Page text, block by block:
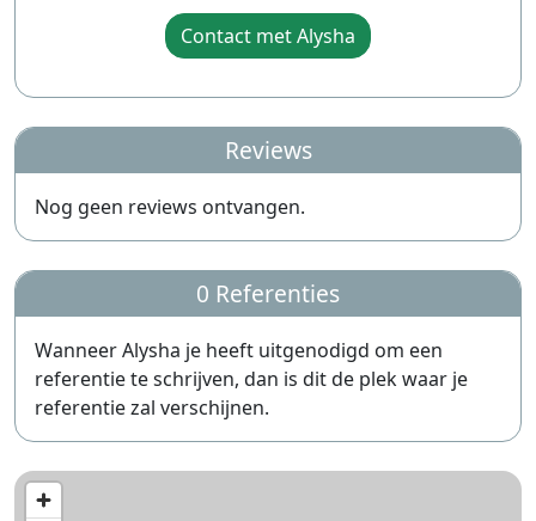
Contact met Alysha
Reviews
Nog geen reviews ontvangen.
0 Referenties
Wanneer Alysha je heeft uitgenodigd om een
referentie te schrijven, dan is dit de plek waar je
referentie zal verschijnen.